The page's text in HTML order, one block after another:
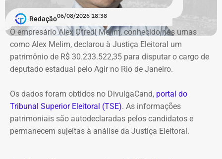
intimado a quitar os valores da condenação. Segundo os
cálculos atualizados apresentados à Justiça, o
ressarcimento ao erário, originalmente fixado em R$
234,4 milhões, chega hoje a R$ 2,55 bilhões. O MP ainda
cobra R$ 778,9 mil de multa civil e R$ 11,9 milhões por
danos morais coletivos.
Globo”
Redação06/08/2026 18:38
O empresário Alex Ofredi Melim, conhecido nas urnas
como Alex Melim, declarou à Justiça Eleitoral um
patrimônio de R$ 30.233.522,35 para disputar o cargo de
deputado estadual pelo Agir no Rio de Janeiro.
Os dados foram obtidos no DivulgaCand, portal do
Tribunal Superior Eleitoral (TSE). As informações
patrimoniais são autodeclaradas pelos candidatos e
permanecem sujeitas à análise da Justiça Eleitoral.